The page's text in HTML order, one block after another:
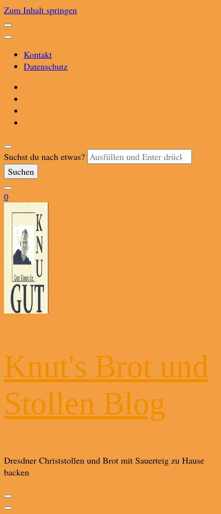
Zum Inhalt springen
Kontakt
Datenschutz
Suchst du nach etwas?
0
Knut's Brot und
Stollen Blog
Dresdner Christstollen und Brot mit Sauerteig zu Hause
backen